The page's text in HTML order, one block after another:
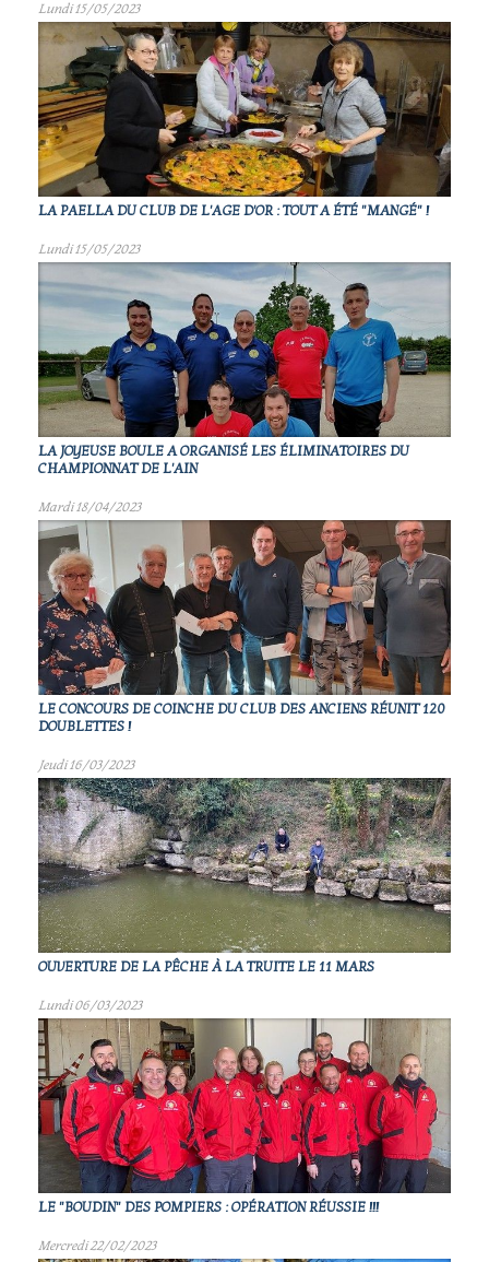
Lundi 15/05/2023
LA PAELLA DU CLUB DE L'AGE D'OR : TOUT A ÉTÉ "MANGÉ" !
Lundi 15/05/2023
LA JOYEUSE BOULE A ORGANISÉ LES ÉLIMINATOIRES DU
CHAMPIONNAT DE L'AIN
Mardi 18/04/2023
LE CONCOURS DE COINCHE DU CLUB DES ANCIENS RÉUNIT 120
DOUBLETTES !
Jeudi 16/03/2023
OUVERTURE DE LA PÊCHE À LA TRUITE LE 11 MARS
Lundi 06/03/2023
LE "BOUDIN" DES POMPIERS : OPÉRATION RÉUSSIE !!!
Mercredi 22/02/2023